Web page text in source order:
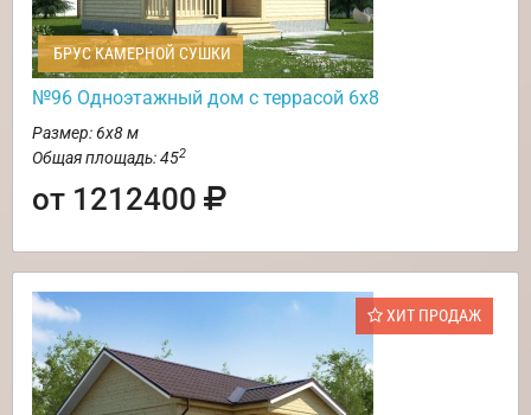
БРУС КАМЕРНОЙ СУШКИ
№96 Одноэтажный дом с террасой 6х8
Размер: 6х8 м
Общая площадь: 452
от 1212400
ХИТ ПРОДАЖ